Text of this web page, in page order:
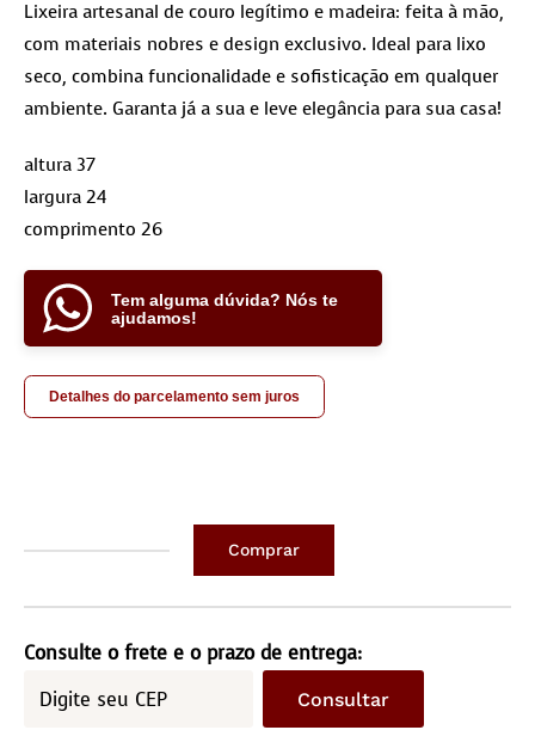
Lixeira artesanal de couro legítimo e madeira: feita à mão,
com materiais nobres e design exclusivo. Ideal para lixo
seco, combina funcionalidade e sofisticação em qualquer
ambiente. Garanta já a sua e leve elegância para sua casa!
altura 37
largura 24
comprimento 26
Tem alguma dúvida? Nós te
ajudamos!
Detalhes do parcelamento sem juros
-
couro
e
Comprar
Consulte o frete e o prazo de entrega:
Consultar